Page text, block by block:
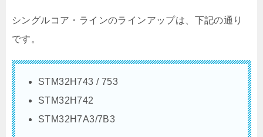
シングルコア・ラインのラインアップは、下記の通り
です。
STM32H743 / 753
STM32H742
STM32H7A3/7B3